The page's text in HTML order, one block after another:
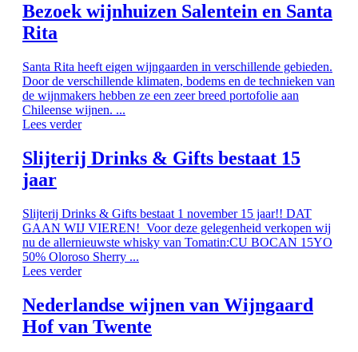
Bezoek wijnhuizen Salentein en Santa
Rita
Santa Rita heeft eigen wijngaarden in verschillende gebieden.
Door de verschillende klimaten, bodems en de technieken van
de wijnmakers hebben ze een zeer breed portofolie aan
Chileense wijnen. ...
Lees verder
Slijterij Drinks & Gifts bestaat 15
jaar
Slijterij Drinks & Gifts bestaat 1 november 15 jaar!! DAT
GAAN WIJ VIEREN! Voor deze gelegenheid verkopen wij
nu de allernieuwste whisky van Tomatin:CU BOCAN 15YO
50% Oloroso Sherry ...
Lees verder
Nederlandse wijnen van Wijngaard
Hof van Twente